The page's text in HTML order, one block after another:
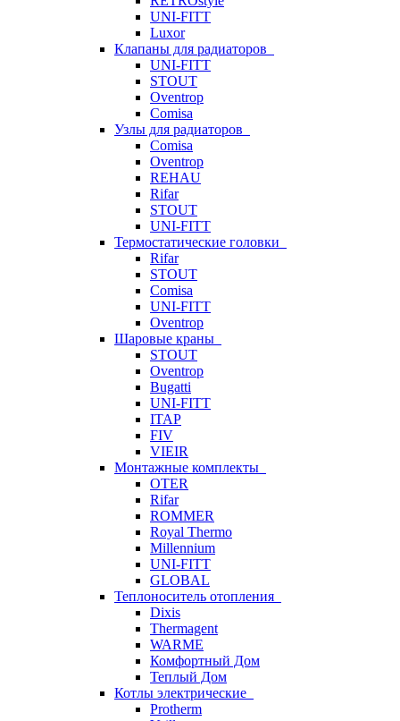
UNI-FITT
Luxor
Клапаны для радиаторов
UNI-FITT
STOUT
Oventrop
Comisa
Узлы для радиаторов
Comisa
Oventrop
REHAU
Rifar
STOUT
UNI-FITT
Термостатические головки
Rifar
STOUT
Comisa
UNI-FITT
Oventrop
Шаровые краны
STOUT
Oventrop
Bugatti
UNI-FITT
ITAP
FIV
VIEIR
Монтажные комплекты
OTER
Rifar
ROMMER
Royal Thermo
Millennium
UNI-FITT
GLOBAL
Теплоноситель отопления
Dixis
Thermagent
WARME
Комфортный Дом
Теплый Дом
Котлы электрические
Protherm